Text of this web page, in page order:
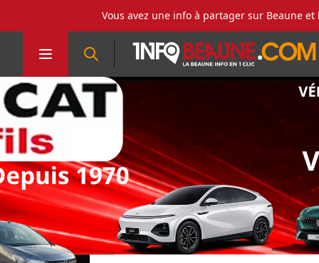
Vous avez une info à partager sur Beaune